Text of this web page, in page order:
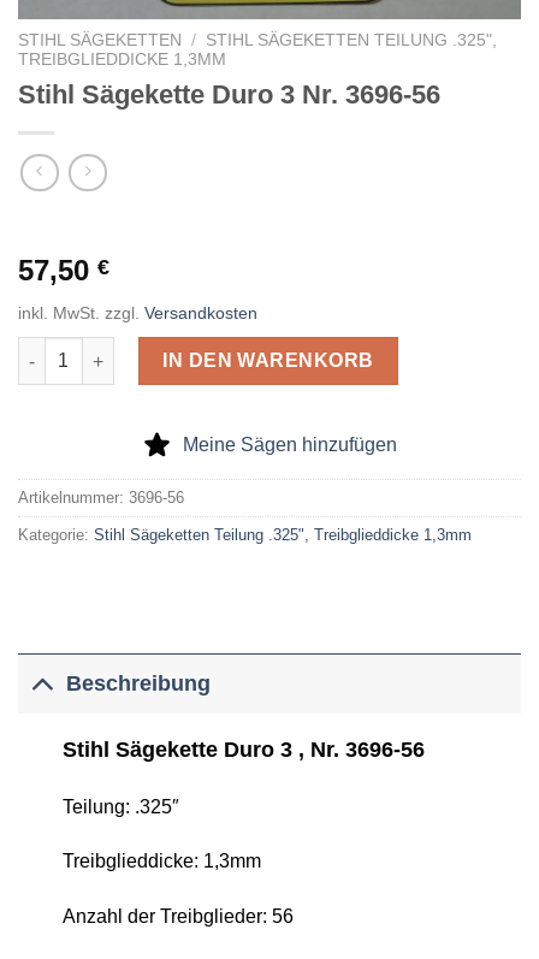
STIHL SÄGEKETTEN / STIHL SÄGEKETTEN TEILUNG .325",
TREIBGLIEDDICKE 1,3MM
Stihl Sägekette Duro 3 Nr. 3696-56
57,50 €
inkl. MwSt. zzgl. Versandkosten
Stihl Sägekette Duro 3 Nr. 3696-56 Menge
IN DEN WARENKORB
Meine Sägen hinzufügen
Artikelnummer: 3696-56
Kategorie: Stihl Sägeketten Teilung .325", Treibglieddicke 1,3mm
Beschreibung
Stihl Sägekette Duro 3 , Nr. 3696-56
Teilung: .325″
Treibglieddicke: 1,3mm
Anzahl der Treibglieder: 56